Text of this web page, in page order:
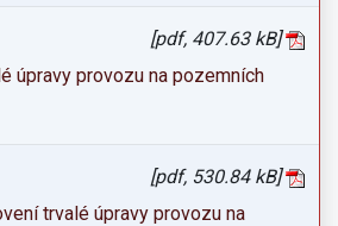
[pdf, 407.63 kB]
úpravy provozu na pozemních
[pdf, 530.84 kB]
trvalé úpravy provozu na